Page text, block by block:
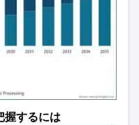
握するには